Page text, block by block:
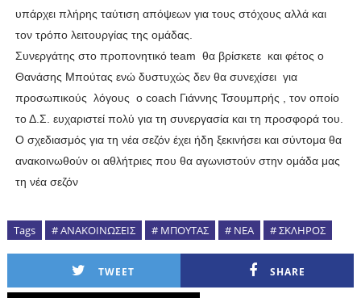
υπάρχει πλήρης ταύτιση απόψεων για τους στόχους αλλά και
τον τρόπο λειτουργίας της ομάδας.
Συνεργάτης στο προπονητικό team θα βρίσκετε και φέτος ο
Θανάσης Μπούτας ενώ δυστυχώς δεν θα συνεχίσει για
προσωπικούς λόγους ο coach Γιάννης Τσουμπρής , τον οποίο
το Δ.Σ. ευχαριστεί πολύ για τη συνεργασία και τη προσφορά του.
O σχεδιασμός για τη νέα σεζόν έχει ήδη ξεκινήσει και σύντομα θα
ανακοινωθούν οι αθλήτριες που θα αγωνιστούν στην ομάδα μας
τη νέα σεζόν
Tags # ΑΝΑΚΟΙΝΩΣΕΙΣ # ΜΠΟΥΤΑΣ # ΝΕΑ # ΣΚΛΗΡΟΣ
TWEET SHARE